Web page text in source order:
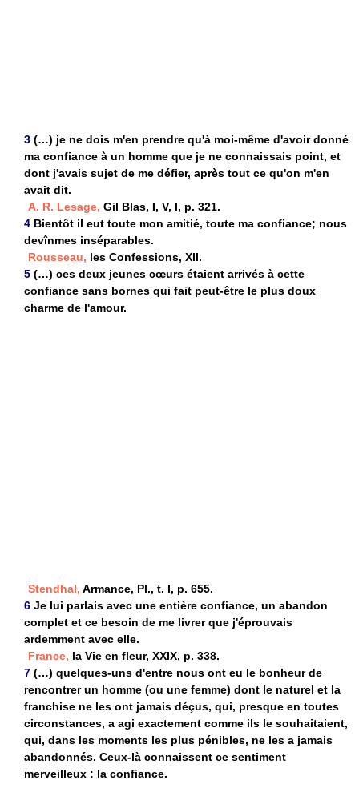
3 (…) je ne dois m'en prendre qu'à moi-même d'avoir donné
ma confiance à un homme que je ne connaissais point, et
dont j'avais sujet de me défier, après tout ce qu'on m'en
avait dit.
A. R. Lesage, Gil Blas, I, V, I, p. 321.
4 Bientôt il eut toute mon amitié, toute ma confiance; nous
devînmes inséparables.
Rousseau, les Confessions, XII.
5 (…) ces deux jeunes cœurs étaient arrivés à cette
confiance sans bornes qui fait peut-être le plus doux
charme de l'amour.
Stendhal, Armance, Pl., t. I, p. 655.
6 Je lui parlais avec une entière confiance, un abandon
complet et ce besoin de me livrer que j'éprouvais
ardemment avec elle.
France, la Vie en fleur, XXIX, p. 338.
7 (…) quelques-uns d'entre nous ont eu le bonheur de
rencontrer un homme (ou une femme) dont le naturel et la
franchise ne les ont jamais déçus, qui, presque en toutes
circonstances, a agi exactement comme ils le souhaitaient,
qui, dans les moments les plus pénibles, ne les a jamais
abandonnés. Ceux-là connaissent ce sentiment
merveilleux : la confiance.